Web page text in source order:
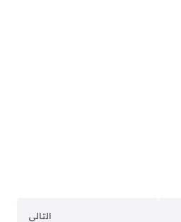
التالي